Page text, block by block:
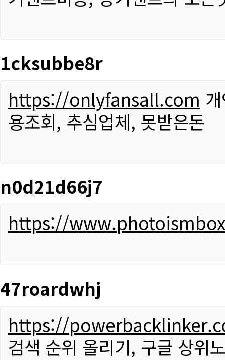
1cksubbe8r
https://onlyfansall.com
용조회, 추심업체, 못받은돈
n0d21d66j7
https://
47roardwhj
https://
검색 순위 올리기, 구글 상위